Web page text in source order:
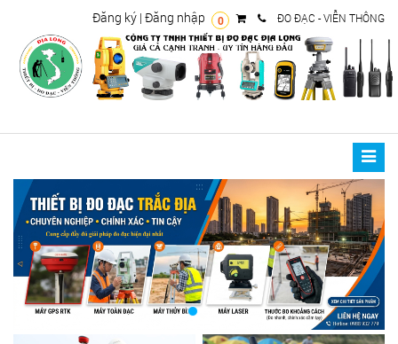
0 ĐO ĐẠC - VIỄN THÔNG
Đăng ký | Đăng nhập
Toggle